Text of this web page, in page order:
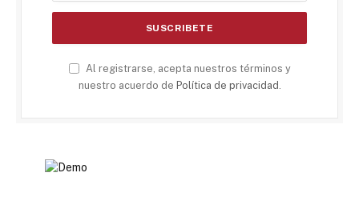
Al registrarse, acepta nuestros términos y
nuestro acuerdo de Política de privacidad .